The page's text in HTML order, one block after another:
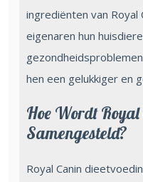
ingrediënten van Royal
eigenaren hun
hen een gelukkiger en
Hoe Wordt
Samengesteld?
Royal Canin